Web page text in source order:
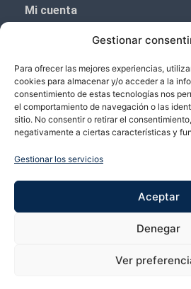
Gestionar
Para ofrecer las mejores experiencias,
cookies para almacenar y/o acceder a la
consentimiento de estas tecnologías nos
el comportamiento de navegación o las
sitio. No consentir o retirar el
negativamente a ciertas características y
Gestionar los servicios
Aceptar
Denegar
Ver
Mi cuenta
Política de cookies (UE)
Boletín de noticias
¡¡Suscríbete y prometemos no
Te enviaremos sólo cosas